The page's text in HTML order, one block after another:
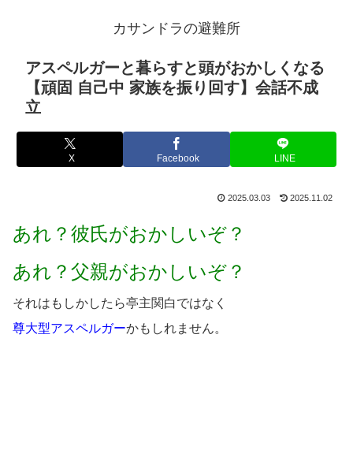
カサンドラの避難所
アスペルガーと暮らすと頭がおかしくなる
【頑固 自己中 家族を振り回す】会話不成
立
X Facebook LINE
2025.03.03 2025.11.02
あれ？彼氏がおかしいぞ？
あれ？父親がおかしいぞ？
それはもしかしたら亭主関白ではなく
尊大型アスペルガーかもしれません。